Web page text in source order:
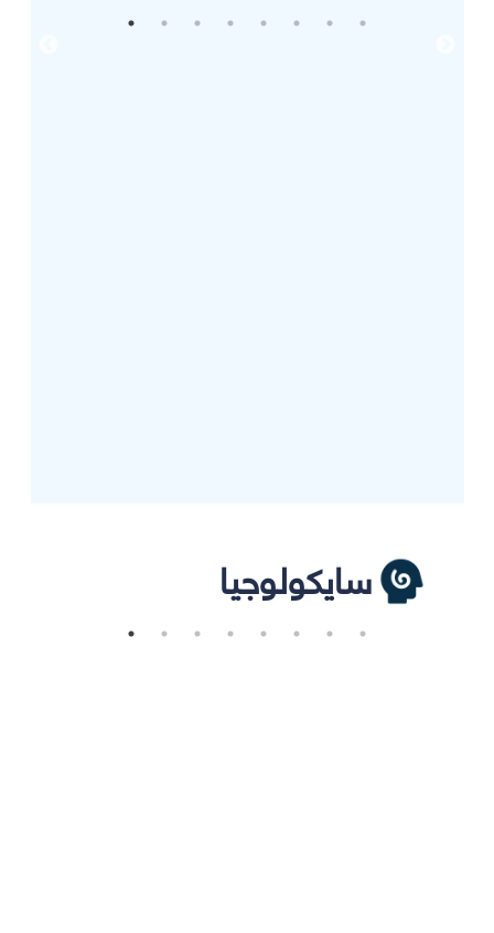
سايكولوجيا